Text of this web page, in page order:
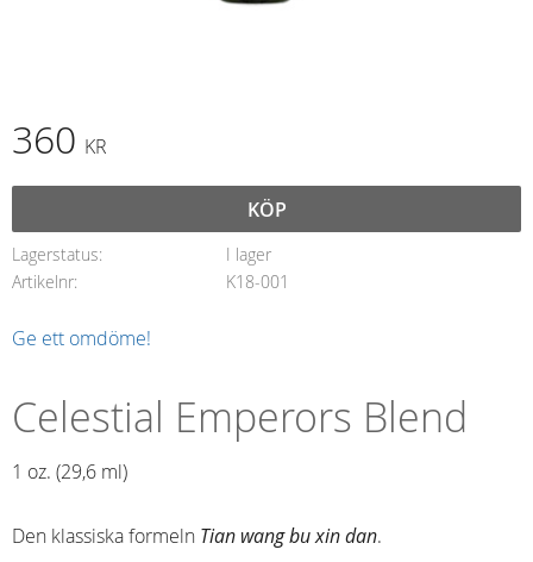
360 KR
KÖP
Lagerstatus
I lager
Artikelnr
K18-001
Ge ett omdöme!
Celestial Emperors Blend
1 oz. (29,6 ml)​
Den klassiska formeln Tian wang bu xin dan.